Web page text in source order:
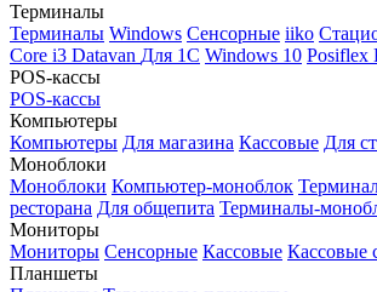
Терминалы
Терминалы Windows Сенсорные iiko
Core i3 Datavan Для 1С Windows 10 Posiflex
POS-кассы
POS-кассы
Компьютеры
Компьютеры Для магазина Кассовые Для
Моноблоки
Моноблоки Компьютер-моноблок
ресторана Для общепита Терминалы-
Мониторы
Мониторы Сенсорные Кассовые Кассовые
Планшеты